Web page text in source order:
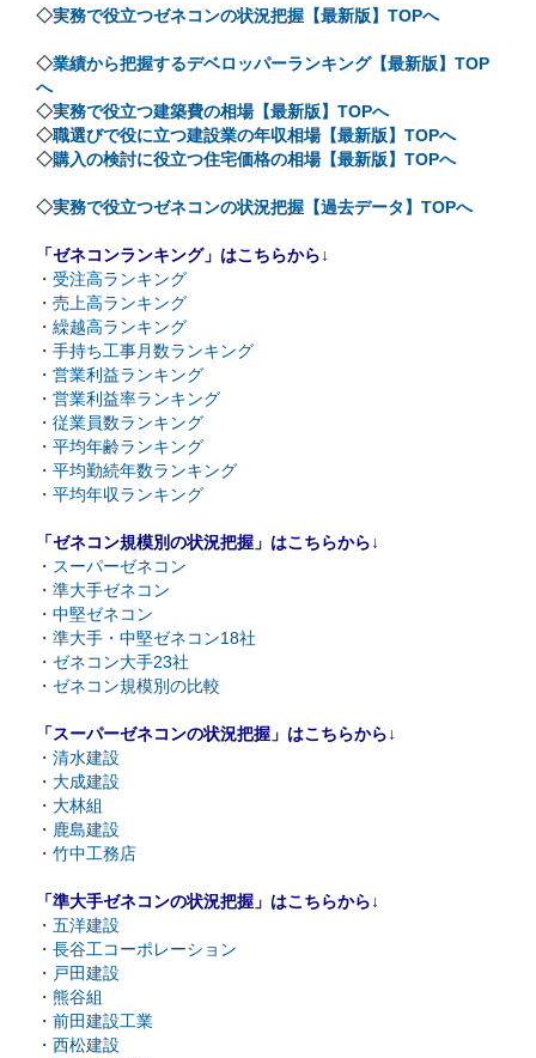
◇実務で役立つゼネコンの状況把握【最新版】TOPへ
◇業績から把握するデベロッパーランキング【最新版】TOP
へ
◇実務で役立つ建築費の相場【最新版】TOPへ
◇職選びで役に立つ建設業の年収相場【最新版】TOPへ
◇購入の検討に役立つ住宅価格の相場【最新版】TOPへ
◇実務で役立つゼネコンの状況把握【過去データ】TOPへ
「ゼネコンランキング」はこちらから↓
・ 受注高ランキング
・ 売上高ランキング
・ 繰越高ランキング
・ 手持ち工事月数ランキング
・ 営業利益ランキング
・ 営業利益率ランキング
・ 従業員数ランキング
・ 平均年齢ランキング
・ 平均勤続年数ランキング
・ 平均年収ランキング
「ゼネコン規模別の状況把握」はこちらから↓
・ スーパーゼネコン
・ 準大手ゼネコン
・ 中堅ゼネコン
・ 準大手・中堅ゼネコン18社
・ ゼネコン大手23社
・ ゼネコン規模別の比較
「スーパーゼネコンの状況把握」はこちらから↓
・ 清水建設
・ 大成建設
・ 大林組
・ 鹿島建設
・ 竹中工務店
「準大手ゼネコンの状況把握」はこちらから↓
・ 五洋建設
・ 長谷工コーポレーション
・ 戸田建設
・ 熊谷組
・ 前田建設工業
・ 西松建設